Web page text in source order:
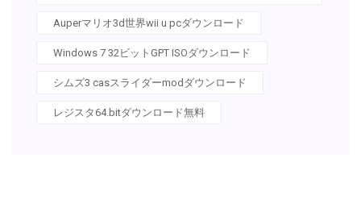
Auperマリオ3d世界wii u pcダウンロード
Windows 7 32ビットGPT ISOダウンロード
シムズ3 casスライダーmodダウンロード
レジスタ64.bitダウンロード無料